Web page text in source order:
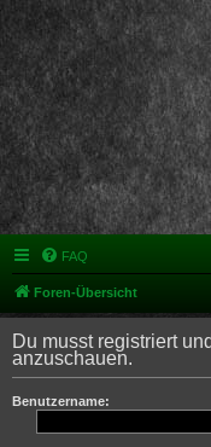
FAQ
Foren-Übersicht
Du musst registriert
anzuschauen.
Benutzername: